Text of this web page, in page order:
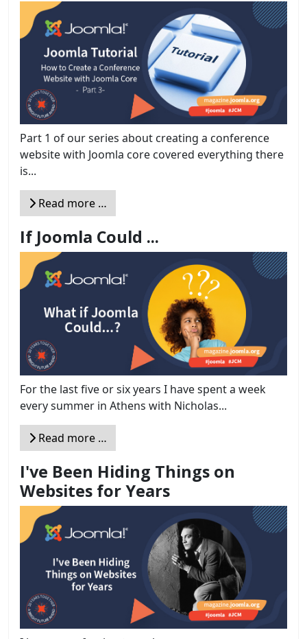
Part 1 of our series about creating a conference
website with Joomla core covered everything there
is...
Read more …
If Joomla Could ...
For the last five or six years I have spent a week
every summer in Athens with Nicholas...
Read more …
I've Been Hiding Things on
Websites for Years